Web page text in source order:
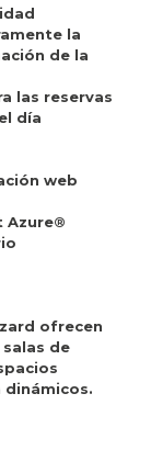
la
de la
las reservas
día
web
Azure®
ofrecen
de
dinámicos.